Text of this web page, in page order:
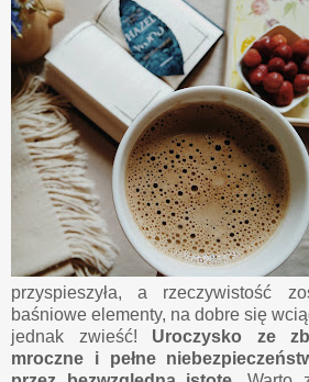
przyspieszyła, a rzeczywistość
baśniowe elementy, na dobre się
jednak zwieść! Uroczysko ze
mroczne i pełne